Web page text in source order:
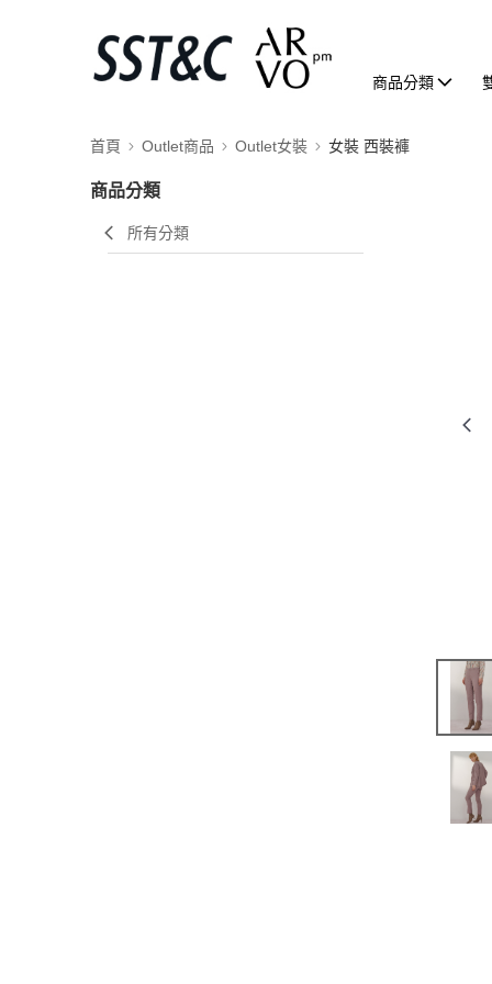
商品分類
首頁 Outlet商品 Outlet女裝 女裝 西裝褲
商品分類
所有分類